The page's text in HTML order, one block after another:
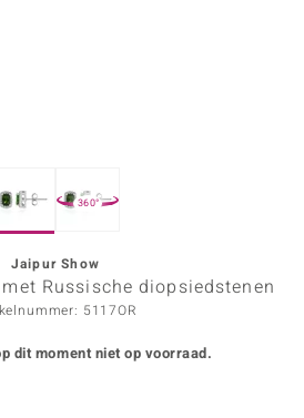
360°
Jaipur Show
Russische diopsiedstenen
5117OR
dit moment niet op voorraad.